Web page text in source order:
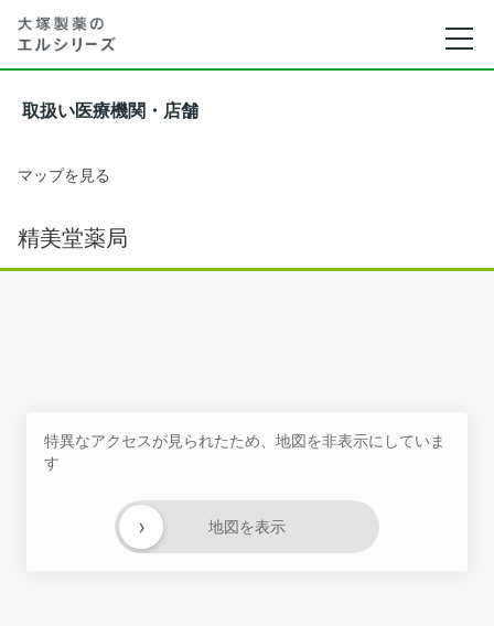
取扱い医療機関・店舗
マップを見る
精美堂薬局
特異なアクセスが見られたため、地図を非表示にしていま
す
地図を表示
›